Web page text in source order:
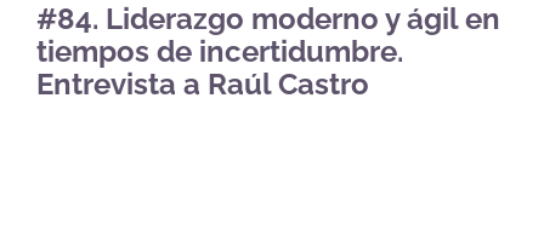
#84. Liderazgo moderno y ágil en
tiempos de incertidumbre.
Entrevista a Raúl Castro